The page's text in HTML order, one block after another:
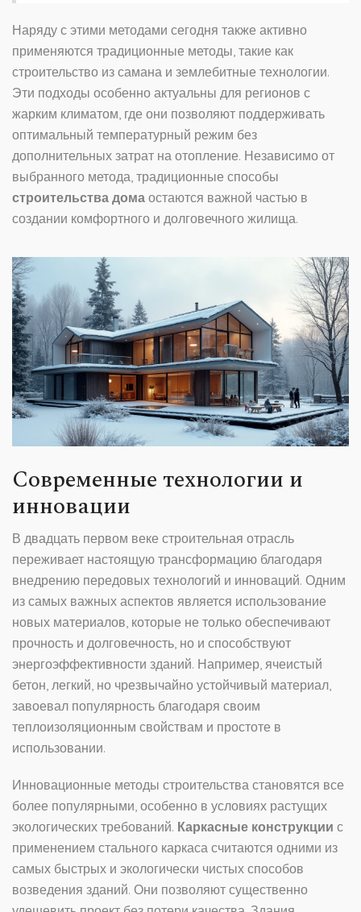
Наряду с этими методами сегодня также активно
применяются традиционные методы, такие как
строительство из самана и землебитные технологии.
Эти подходы особенно актуальны для регионов с
жарким климатом, где они позволяют поддерживать
оптимальный температурный режим без
дополнительных затрат на отопление. Независимо от
выбранного метода, традиционные способы
строительства дома остаются важной частью в
создании комфортного и долговечного жилища.
Современные технологии и
инновации
В двадцать первом веке строительная отрасль
переживает настоящую трансформацию благодаря
внедрению передовых технологий и инноваций. Одним
из самых важных аспектов является использование
новых материалов, которые не только обеспечивают
прочность и долговечность, но и способствуют
энергоэффективности зданий. Например, ячеистый
бетон, легкий, но чрезвычайно устойчивый материал,
завоевал популярность благодаря своим
теплоизоляционным свойствам и простоте в
использовании.
Инновационные методы строительства становятся все
более популярными, особенно в условиях растущих
экологических требований. Каркасные конструкции с
применением стального каркаса считаются одними из
самых быстрых и экологически чистых способов
возведения зданий. Они позволяют существенно